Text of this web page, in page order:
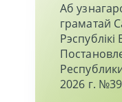
Аб
граматай
Рэспублiкi
2026 г.